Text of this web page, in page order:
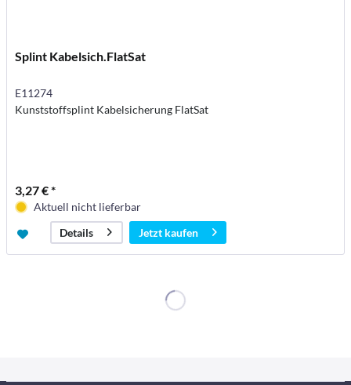
Splint Kabelsich.FlatSat
E11274
Kunststoffsplint Kabelsicherung FlatSat
3,27 € *
Aktuell nicht lieferbar
Details
Jetzt kaufen